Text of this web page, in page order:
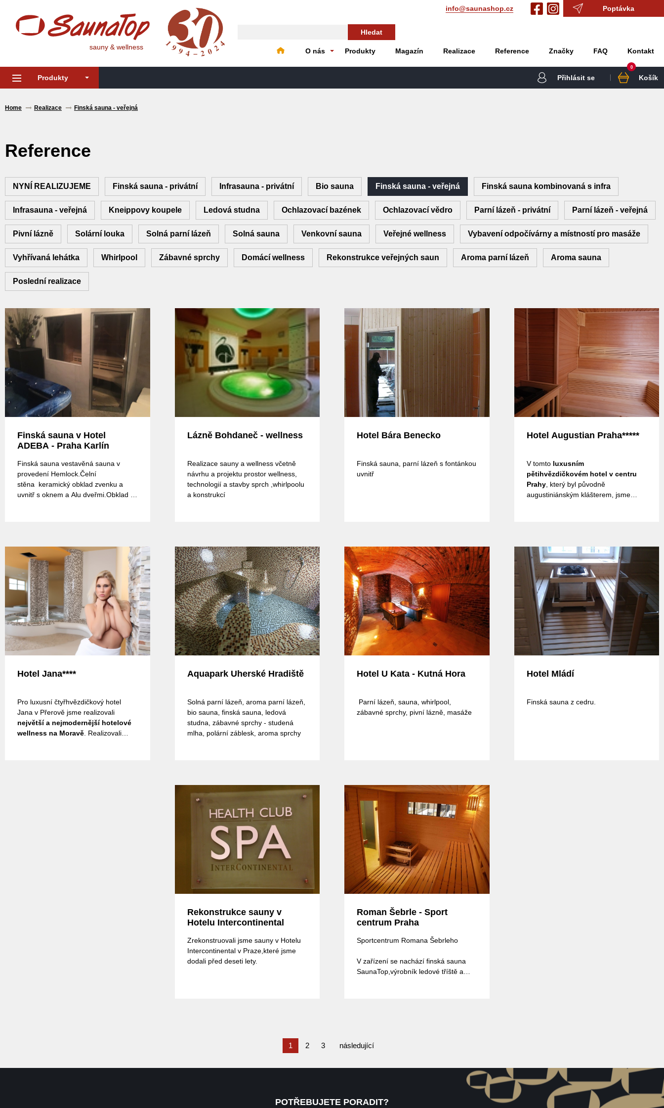
info@saunashop.cz Poptávka
sauny & wellness
Hledat
O nás Produkty Magazín Realizace Reference Značky FAQ Kontakt
Produkty Přihlásit se
0
Košík
Home Realizace Finská sauna - veřejná
Reference
NYNÍ REALIZUJEME Finská sauna - privátní Infrasauna - privátní Bio sauna Finská sauna - veřejná Finská sauna kombinovaná s infra
Infrasauna - veřejná Kneippovy koupele Ledová studna Ochlazovací bazének Ochlazovací vědro Parní lázeň - privátní Parní lázeň - veřejná
Pivní lázně Solární louka Solná parní lázeň Solná sauna Venkovní sauna Veřejné wellness Vybavení odpočívárny a místností pro masáže
Vyhřívaná lehátka Whirlpool Zábavné sprchy Domácí wellness Rekonstrukce veřejných saun Aroma parní lázeň Aroma sauna
Poslední realizace
Finská sauna v Hotel
ADEBA - Praha Karlín
Finská sauna vestavěná sauna v
provedení Hemlock.Čelní
stěna keramický obklad zvenku a
uvnitř s oknem a Alu dveřmi.Obklad je
Lázně Bohdaneč - wellness
Realizace sauny a wellness včetně
návrhu a projektu prostor wellness,
technologií a stavby sprch ,whirlpoolu
a konstrukcí
Hotel Bára Benecko
Finská sauna, parní lázeň s fontánkou
uvnitř
Hotel Augustian Praha*****
V tomto luxusním
pětihvězdičkovém hotel v centru
Prahy, který byl původně
augustiniánským klášterem, jsme
Hotel Jana****
Pro luxusní čtyřhvězdičkový hotel
Jana v Přerově jsme realizovali
největší a nejmodernější hotelové
wellness na Moravě. Realizovali
Aquapark Uherské Hradiště
Solná parní lázeň, aroma parní lázeň,
bio sauna, finská sauna, ledová
studna, zábavné sprchy - studená
mlha, polární záblesk, aroma sprchy
Hotel U Kata - Kutná Hora
Parní lázeň, sauna, whirlpool,
zábavné sprchy, pivní lázně, masáže
Hotel Mládí
Finská sauna z cedru.
Rekonstrukce sauny v
Hotelu Intercontinental
Zrekonstruovali jsme sauny v Hotelu
Intercontinental v Praze,které jsme
dodali před deseti lety.
Roman Šebrle - Sport
centrum Praha
Sportcentrum Romana Šebrleho
V zařízení se nachází finská sauna
SaunaTop,výrobník ledové tříště a
památkou.
výkonnost. Areál je zároveň vhodný
1 2 3 následující
POTŘEBUJETE PORADIT?